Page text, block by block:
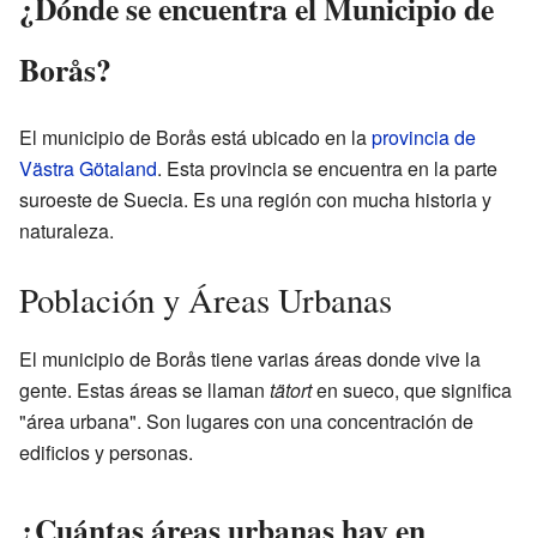
Borås?
El municipio de Borås está ubicado en laprovincia de
Västra Götaland. Esta provincia se encuentra en la parte
suroeste de Suecia. Es una región con mucha historia y
naturaleza.
Población y Áreas Urbanas
El municipio de Borås tiene varias áreas donde vive la
gente. Estas áreas se llaman tätorten sueco, que significa
"área urbana". Son lugares con una concentración de
edificios y personas.